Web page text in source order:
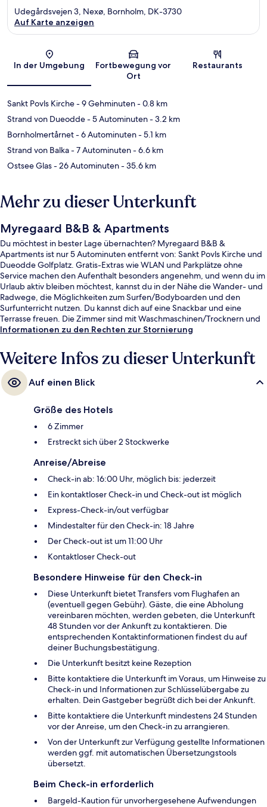
Karte
Udegårdsvejen 3, Nexø, Bornholm, DK-3730
Auf Karte anzeigen
In der Umgebung
Fortbewegung vor
Ort
Restaurants
Sankt Povls Kirche- 9 Gehminuten- 0.8 km
Strand von Dueodde- 5 Autominuten- 3.2 km
Bornholmertårnet- 6 Autominuten- 5.1 km
Strand von Balka- 7 Autominuten- 6.6 km
Ostsee Glas- 26 Autominuten- 35.6 km
Mehr zu dieser Unterkunft
Myregaard B&B & Apartments
Du möchtest in bester Lage übernachten? Myregaard B&B &
Apartments ist nur 5 Autominuten entfernt von: Sankt Povls Kirche und
Dueodde Golfplatz. Gratis-Extras wie WLAN und Parkplätze ohne
Service machen den Aufenthalt besonders angenehm, und wenn du im
Urlaub aktiv bleiben möchtest, kannst du in der Nähe die Wander- und
Radwege, die Möglichkeiten zum Surfen/Bodyboarden und den
Surfunterricht nutzen. Du kannst dich auf eine Snackbar und eine
Terrasse freuen. Die Zimmer sind mit Waschmaschinen/Trocknern und
Kühlschränken versehen.
Informationen zu den Rechten zur Stornierung
Weitere Infos zu dieser Unterkunft
Auf einen Blick
Größe des Hotels
6 Zimmer
Erstreckt sich über 2 Stockwerke
Anreise/Abreise
Check-in ab: 16:00 Uhr, möglich bis: jederzeit
Ein kontaktloser Check-in und Check-out ist möglich
Express-Check-in/out verfügbar
Mindestalter für den Check-in: 18 Jahre
Der Check-out ist um 11:00 Uhr
Kontaktloser Check-out
Besondere Hinweise für den Check-in
Diese Unterkunft bietet Transfers vom Flughafen an
(eventuell gegen Gebühr). Gäste, die eine Abholung
vereinbaren möchten, werden gebeten, die Unterkunft
48 Stunden vor der Ankunft zu kontaktieren. Die
entsprechenden Kontaktinformationen findest du auf
deiner Buchungsbestätigung.
Die Unterkunft besitzt keine Rezeption
Bitte kontaktiere die Unterkunft im Voraus, um Hinweise zu
Check-in und Informationen zur Schlüsselübergabe zu
erhalten. Dein Gastgeber begrüßt dich bei der Ankunft.
Bitte kontaktiere die Unterkunft mindestens 24 Stunden
vor der Anreise, um den Check-in zu arrangieren.
Von der Unterkunft zur Verfügung gestellte Informationen
werden ggf. mit automatischen Übersetzungstools
übersetzt.
Beim Check-in erforderlich
Bargeld-Kaution für unvorhergesehene Aufwendungen